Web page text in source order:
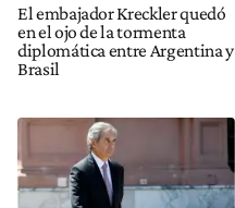
El embajador Kreckler quedó
en el ojo de la tormenta
diplomática entre Argentina y
Brasil